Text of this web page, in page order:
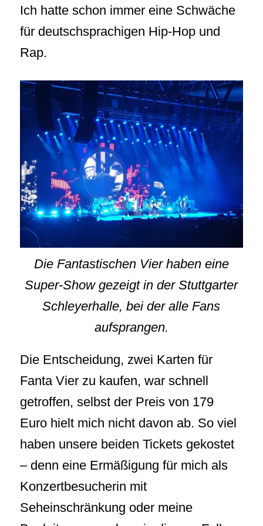
Ich hatte schon immer eine Schwäche
für deutschsprachigen Hip-Hop und
Rap.
Die Fantastischen Vier haben eine
Super-Show gezeigt in der Stuttgarter
Schleyerhalle, bei der alle Fans
aufsprangen.
Die Entscheidung, zwei Karten für
Fanta Vier zu kaufen, war schnell
getroffen, selbst der Preis von 179
Euro hielt mich nicht davon ab. So viel
haben unsere beiden Tickets gekostet
– denn eine Ermäßigung für mich als
Konzertbesucherin mit
Seheinschränkung oder meine